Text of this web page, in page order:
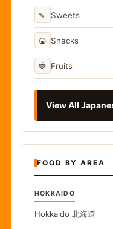
🍡 Sweets
🍘 Snacks
🍓 Fruits
View All
FOOD BY AREA
HOKKAIDO
Hokkaido 北海道